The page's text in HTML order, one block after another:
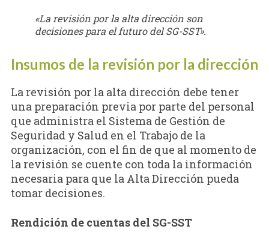
«La revisión por la alta dirección son
decisiones para el futuro del SG-SST».
Insumos de la revisión por la dirección
La revisión por la alta dirección debe tener
una preparación previa por parte del personal
que administra el Sistema de Gestión de
Seguridad y Salud en el Trabajo de la
organización, con el fin de que al momento de
la revisión se cuente con toda la información
necesaria para que la Alta Dirección pueda
tomar decisiones.
Rendición de cuentas del SG-SST